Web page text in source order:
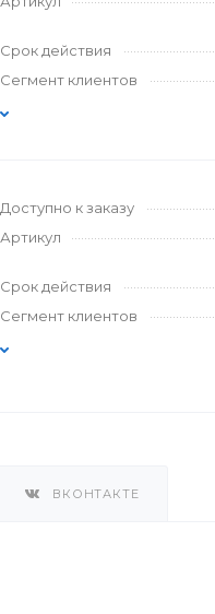
Срок действия
Сегмент клиентов
Доступно к заказу
Артикул
Срок действия
Сегмент клиентов
ВКОНТАКТЕ